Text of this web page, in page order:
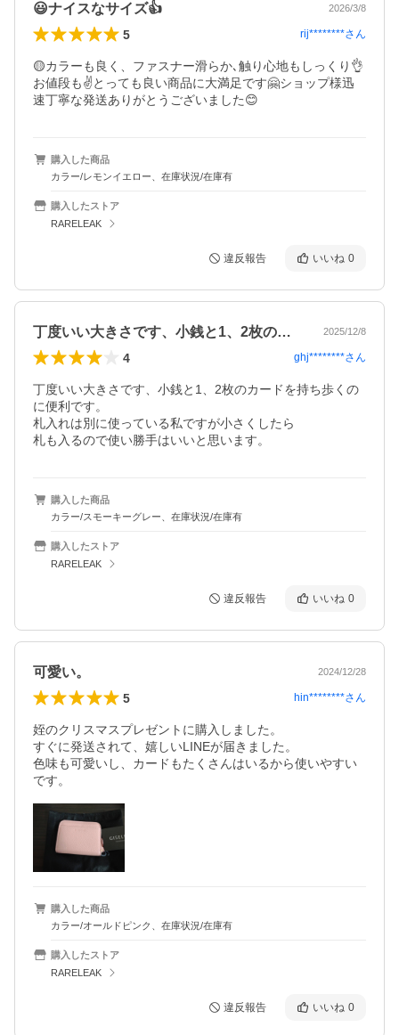
😃ナイスなサイズ👍 2026/3/8
5 rij********さん
🟡カラーも良く、ファスナー滑らか､触り心地もしっくり👌
お値段も✌️とっても良い商品に大満足です🤗ショップ様迅
速丁寧な発送ありがとうございました😊
購入した商品
カラー/レモンイエロー、在庫状況/在庫有
購入したストア
RARELEAK
違反報告 いいね 0
丁度いい大きさです、小銭と1、2枚のカ… 2025/12/8
4 ghj********さん
丁度いい大きさです、小銭と1、2枚のカードを持ち歩くの
に便利です。
札入れは別に使っている私ですが小さくしたら
札も入るので使い勝手はいいと思います。
購入した商品
カラー/スモーキーグレー、在庫状況/在庫有
購入したストア
RARELEAK
違反報告 いいね 0
可愛い。 2024/12/28
5 hin********さん
姪のクリスマスプレゼントに購入しました。
すぐに発送されて、嬉しいLINEが届きました。
色味も可愛いし、カードもたくさんはいるから使いやすい
です。
購入した商品
カラー/オールドピンク、在庫状況/在庫有
購入したストア
RARELEAK
違反報告 いいね 0